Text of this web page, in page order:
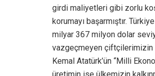
girdi maliyetleri gibi zorlu
korumayı başarmıştır.
milyar 367 milyon dolar
vazgeçmeyen çiftçilerimizin
Kemal Atatürk’ün “Milli